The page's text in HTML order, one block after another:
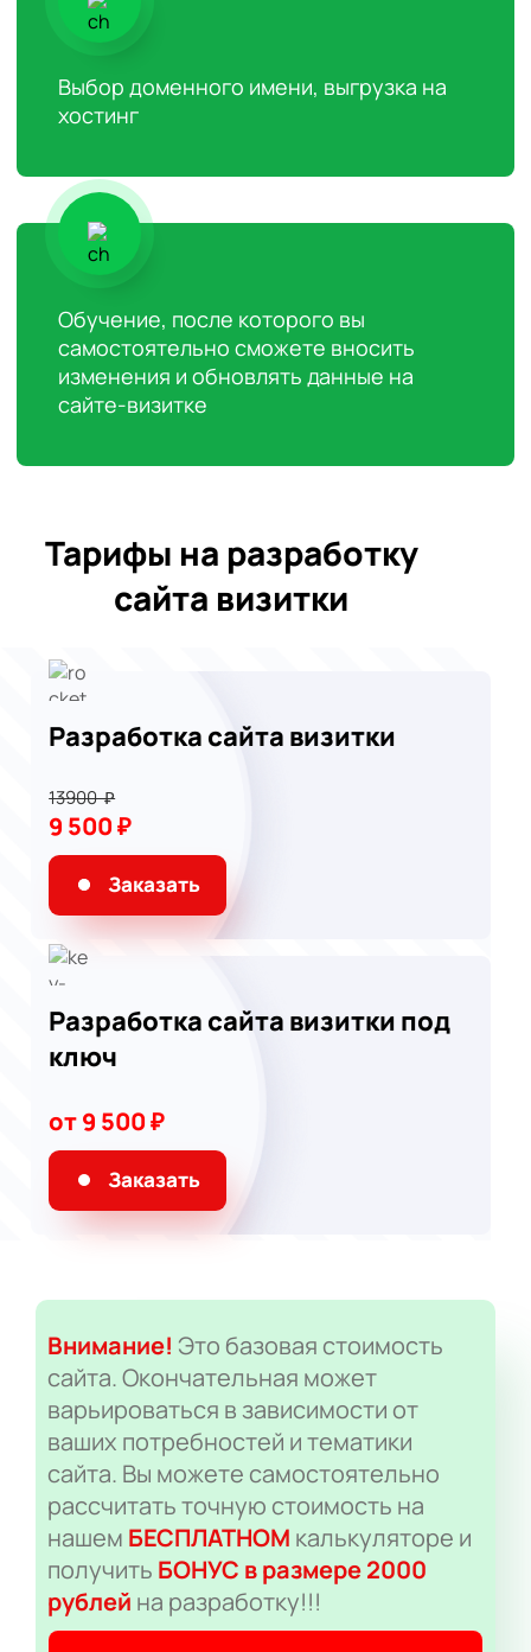
Выбор доменного имени, выгрузка на
хостинг
Обучение, после которого вы
самостоятельно сможете вносить
изменения и обновлять данные на
сайте-визитке
Тарифы на разработку
сайта визитки
Разработка сайта визитки
13900 ₽
9 500 ₽
Заказать
Разработка сайта визитки под
ключ
от 9 500 ₽
Заказать
Внимание! Это базовая стоимость
сайта. Окончательная может
варьироваться в зависимости от
ваших потребностей и тематики
сайта. Вы можете самостоятельно
рассчитать точную стоимость на
нашем БЕСПЛАТНОМ калькуляторе и
получить БОНУС в размере 2000
рублей на разработку!!!